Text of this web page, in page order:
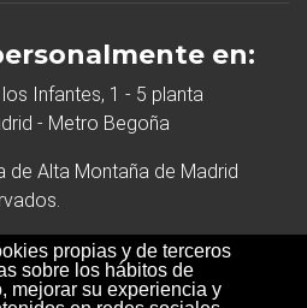
propias y de terceros
sobre los hábitos de
mejorar su experiencia y
en:
Infantes, 1 - 5 planta
- Metro Begoña
Alta Montaña de Madrid